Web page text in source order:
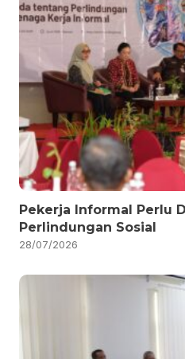
Pekerja Informal Perlu
Perlindungan Sosial
28/07/2026